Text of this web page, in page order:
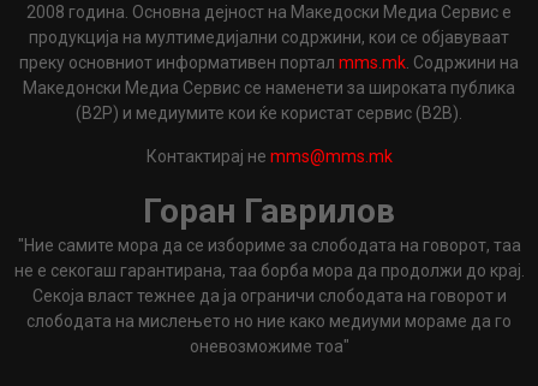
2008 година. Основна дејност на Македоски Медиа Сервис е
продукција на мултимедијални содржини, кои се објавуваат
преку основниот информативен портал mms.mk . Содржини на
Македонски Медиа Сервис се наменети за широката публика
(B2P) и медиумите кои ќе користат сервис (B2B).
Контактирај не mms@mms.mk
Горан Гаврилов
"Ние самите мора да се избориме за слободата на говорот, таа
не е секогаш гарантирана, таа борба мора да продолжи до крај.
Секоја власт тежнее да ја ограничи слободата на говорот и
слободата на мислењето но ние како медиуми мораме да го
оневозможиме тоа"